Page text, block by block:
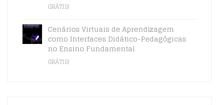
GRÁTIS!
Cenários Virtuais de Aprendizagem
como Interfaces Didático-Pedagógicas
no Ensino Fundamental
GRÁTIS!